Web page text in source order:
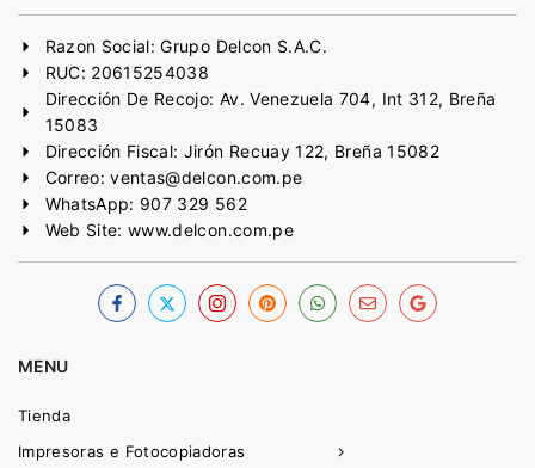
Razon Social: Grupo Delcon S.A.C.
RUC: 20615254038
Dirección De Recojo: Av. Venezuela 704, Int 312, Breña
15083
Dirección Fiscal: Jirón Recuay 122, Breña 15082
Correo: ventas@delcon.com.pe
WhatsApp: 907 329 562
Web Site: www.delcon.com.pe
MENU
Tienda
Impresoras e Fotocopiadoras